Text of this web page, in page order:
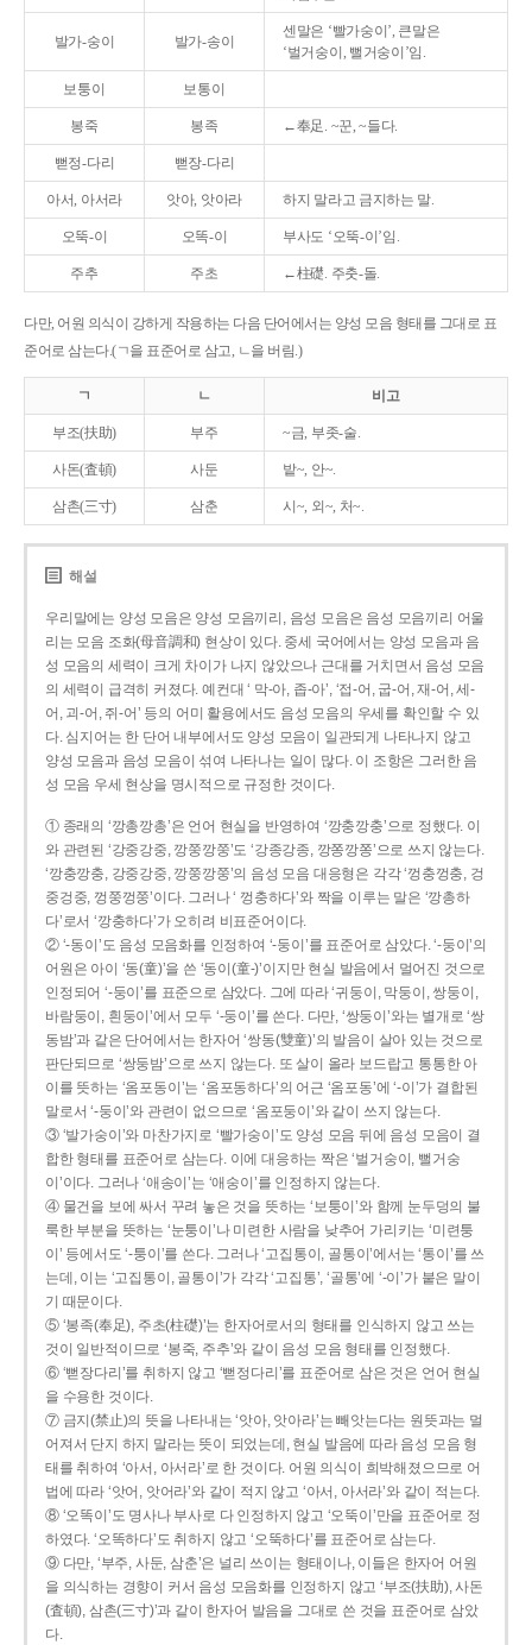
발가-숭이 발가-송이
센말은 ‘빨가숭이’, 큰말은
‘벌거숭이, 뻘거숭이’임.
보퉁이 보통이
봉죽 봉족 ←奉足. ~꾼, ~들다.
뻗정-다리 뻗장-다리
아서, 아서라 앗아, 앗아라 하지 말라고 금지하는 말.
오뚝-이 오똑-이 부사도 ‘오뚝-이’임.
주추 주초 ←柱礎. 주춧-돌.
다만, 어원 의식이 강하게 작용하는 다음 단어에서는 양성 모음 형태를 그대로 표
준어로 삼는다.(ㄱ을 표준어로 삼고, ㄴ을 버림.)
ㄱ ㄴ 비고
부조(扶助) 부주 ~금, 부좃-술.
사돈(査頓) 사둔 밭~, 안~.
삼촌(三寸) 삼춘 시~, 외~, 처~.
해설
우리말에는 양성 모음은 양성 모음끼리, 음성 모음은 음성 모음끼리 어울
리는 모음 조화(母音調和) 현상이 있다. 중세 국어에서는 양성 모음과 음
성 모음의 세력이 크게 차이가 나지 않았으나 근대를 거치면서 음성 모음
의 세력이 급격히 커졌다. 예컨대 ‘ 막-아, 좁-아’, ‘접-어, 굽-어, 재-어, 세-
어, 괴-어, 쥐-어’ 등의 어미 활용에서도 음성 모음의 우세를 확인할 수 있
다. 심지어는 한 단어 내부에서도 양성 모음이 일관되게 나타나지 않고
양성 모음과 음성 모음이 섞여 나타나는 일이 많다. 이 조항은 그러한 음
성 모음 우세 현상을 명시적으로 규정한 것이다.
① 종래의 ‘깡총깡총’은 언어 현실을 반영하여 ‘깡충깡충’으로 정했다. 이
와 관련된 ‘강중강중, 깡쭝깡쭝’도 ‘강종강종, 깡쫑깡쫑’으로 쓰지 않는다.
‘깡충깡충, 강중강중, 깡쭝깡쭝’의 음성 모음 대응형은 각각 ‘껑충껑충, 겅
중겅중, 껑쭝껑쭝’이다. 그러나 ‘ 껑충하다’와 짝을 이루는 말은 ‘깡총하
다’로서 ‘깡충하다’가 오히려 비표준어이다.
② ‘-동이’도 음성 모음화를 인정하여 ‘-둥이’를 표준어로 삼았다. ‘-둥이’의
어원은 아이 ‘동(童)’을 쓴 ‘동이(童-)’이지만 현실 발음에서 멀어진 것으로
인정되어 ‘-둥이’를 표준으로 삼았다. 그에 따라 ‘귀둥이, 막둥이, 쌍둥이,
바람둥이, 흰둥이’에서 모두 ‘-둥이’를 쓴다. 다만, ‘쌍둥이’와는 별개로 ‘쌍
동밤’과 같은 단어에서는 한자어 ‘쌍동(雙童)’의 발음이 살아 있는 것으로
판단되므로 ‘쌍둥밤’으로 쓰지 않는다. 또 살이 올라 보드랍고 통통한 아
이를 뜻하는 ‘옴포동이’는 ‘옴포동하다’의 어근 ‘옴포동’에 ‘-이’가 결합된
말로서 ‘-둥이’와 관련이 없으므로 ‘옴포둥이’와 같이 쓰지 않는다.
③ ‘발가숭이’와 마찬가지로 ‘빨가숭이’도 양성 모음 뒤에 음성 모음이 결
합한 형태를 표준어로 삼는다. 이에 대응하는 짝은 ‘벌거숭이, 뻘거숭
이’이다. 그러나 ‘애송이’는 ‘애숭이’를 인정하지 않는다.
④ 물건을 보에 싸서 꾸려 놓은 것을 뜻하는 ‘보퉁이’와 함께 눈두덩의 불
룩한 부분을 뜻하는 ‘눈퉁이’나 미련한 사람을 낮추어 가리키는 ‘미련퉁
이’ 등에서도 ‘-퉁이’를 쓴다. 그러나 ‘고집통이, 골통이’에서는 ‘통이’를 쓰
는데, 이는 ‘고집통이, 골통이’가 각각 ‘고집통’, ‘골통’에 ‘-이’가 붙은 말이
기 때문이다.
⑤ ‘봉족(奉足), 주초(柱礎)’는 한자어로서의 형태를 인식하지 않고 쓰는
것이 일반적이므로 ‘봉죽, 주추’와 같이 음성 모음 형태를 인정했다.
⑥ ‘뻗장다리’를 취하지 않고 ‘뻗정다리’를 표준어로 삼은 것은 언어 현실
을 수용한 것이다.
⑦ 금지(禁止)의 뜻을 나타내는 ‘앗아, 앗아라’는 빼앗는다는 원뜻과는 멀
어져서 단지 하지 말라는 뜻이 되었는데, 현실 발음에 따라 음성 모음 형
태를 취하여 ‘아서, 아서라’로 한 것이다. 어원 의식이 희박해졌으므로 어
법에 따라 ‘앗어, 앗어라’와 같이 적지 않고 ‘아서, 아서라’와 같이 적는다.
⑧ ‘오똑이’도 명사나 부사로 다 인정하지 않고 ‘오뚝이’만을 표준어로 정
하였다. ‘오똑하다’도 취하지 않고 ‘오뚝하다’를 표준어로 삼는다.
⑨ 다만, ‘부주, 사둔, 삼춘’은 널리 쓰이는 형태이나, 이들은 한자어 어원
을 의식하는 경향이 커서 음성 모음화를 인정하지 않고 ‘부조(扶助), 사돈
(査頓), 삼촌(三寸)’과 같이 한자어 발음을 그대로 쓴 것을 표준어로 삼았
다.